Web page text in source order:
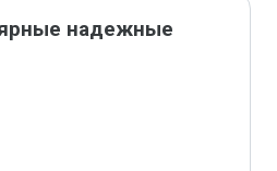
надежные